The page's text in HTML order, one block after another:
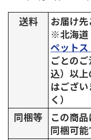
送料
お届け先
※北海道
ペットス
ごとの
込）以
はござ
く）
同梱等
この商品
同梱可能